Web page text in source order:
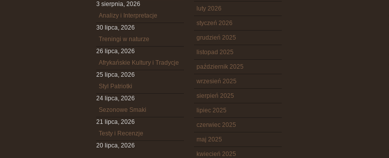
3 sierpnia, 2026
Analizy i Interpretacje
30 lipca, 2026
Treningi w naturze
26 lipca, 2026
Afrykańskie Kultury i Tradycje
25 lipca, 2026
Styl Patriotki
24 lipca, 2026
Sezonowe Smaki
21 lipca, 2026
Testy i Recenzje
20 lipca, 2026
luty 2026
styczeń 2026
grudzień 2025
listopad 2025
październik 2025
wrzesień 2025
sierpień 2025
lipiec 2025
czerwiec 2025
maj 2025
kwiecień 2025